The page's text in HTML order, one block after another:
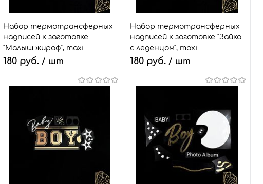
Набор термотрансферных
надписей к заготовке
"Малыш жираф", maxi
180 руб. / шт
В корзину
Быстрый заказ
Сравнить
Набор термотрансферных
надписей к заготовке "Зайка
с леденцом", maxi
180 руб./ шт
В корзину
Быстрый заказ
Сравнить
В избранное
18 шт.